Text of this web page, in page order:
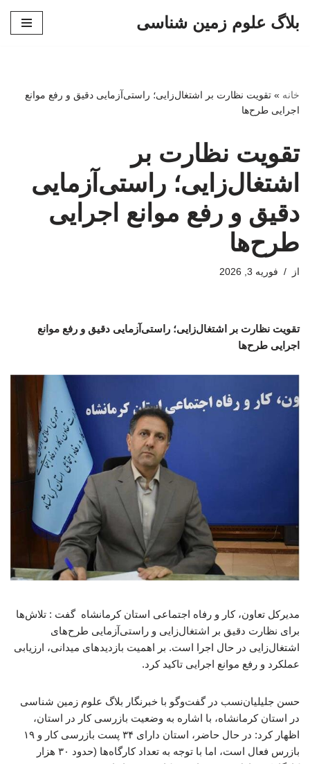
بلاگ علوم زمین شناسی
خانه » تقویت نظارت بر اشتغال‌زایی؛ راستی‌آزمایی دقیق و رفع موانع
اجرایی طرح‌ها
تقویت نظارت بر
اشتغال‌زایی؛ راستی‌آزمایی
دقیق و رفع موانع اجرایی
طرح‌ها
از فوریه 3, 2026
تقویت نظارت بر اشتغال‌زایی؛ راستی‌آزمایی دقیق و رفع موانع
اجرایی طرح‌ها
مدیرکل تعاون، کار و رفاه اجتماعی استان کرمانشاه گفت : تلاش‌ها
برای نظارت دقیق بر اشتغال‌زایی و راستی‌آزمایی طرح‌های
اشتغال‌زایی در حال اجرا است. بر اهمیت بازدیدهای میدانی، ارزیابی
عملکرد و رفع موانع اجرایی تاکید کرد.
حسن جلیلیان‌نسب در گفت‌وگو با خبرنگار بلاگ علوم زمین شناسی
در استان کرمانشاه، با اشاره به وضعیت بازرسی کار در استان،
اظهار کرد: در حال حاضر، استان دارای ۳۴ پست بازرسی کار و ۱۹
بازرس فعال است، اما با توجه به تعداد کارگاه‌ها (حدود ۳۰ هزار